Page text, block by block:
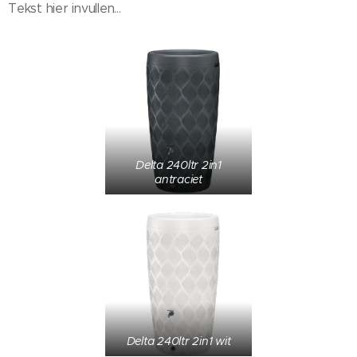
Tekst hier invullen...
Delta 240ltr 2in1
antraciet
Delta 240ltr 2in1 wit